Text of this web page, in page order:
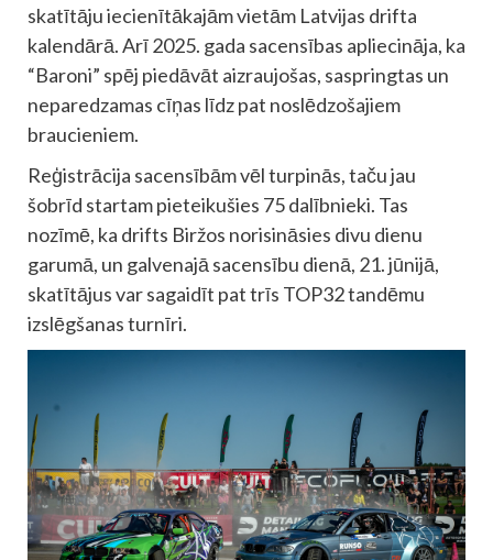
skatītāju iecienītākajām vietām Latvijas drifta
kalendārā. Arī 2025. gada sacensības apliecināja, ka
“Baroni” spēj piedāvāt aizraujošas, saspringtas un
neparedzamas cīņas līdz pat noslēdzošajiem
braucieniem.
Reģistrācija sacensībām vēl turpinās, taču jau
šobrīd startam pieteikušies 75 dalībnieki. Tas
nozīmē, ka drifts Biržos norisināsies divu dienu
garumā, un galvenajā sacensību dienā, 21. jūnijā,
skatītājus var sagaidīt pat trīs TOP32 tandēmu
izslēgšanas turnīri.